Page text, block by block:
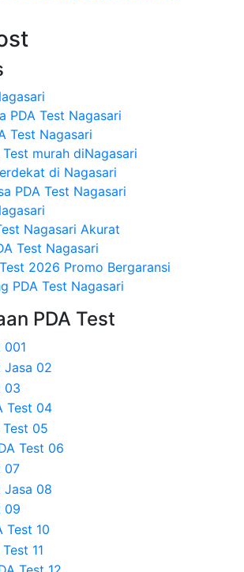
PDA Test Nagasari
Test Nagasari
Test murah diNagasari
di Nagasari
PDA Test Nagasari
Nagasari Akurat
Test Nagasari
2026 Promo Bergaransi
PDA Test Nagasari
PDA Test